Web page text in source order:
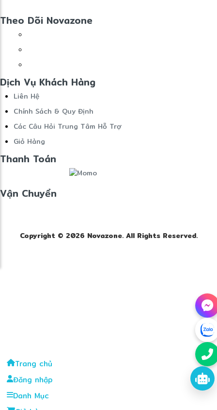
Theo Dõi Novazone
Dịch Vụ Khách Hàng
Liên Hệ
Chính Sách & Quy Định
Các Câu Hỏi Trung Tâm Hỗ Trợ
Giỏ Hàng
Thanh Toán
Vận Chuyển
Copyright © 2026 Novazone. All Rights Reserved.
Trang chủ
Đăng nhập
Danh Mục